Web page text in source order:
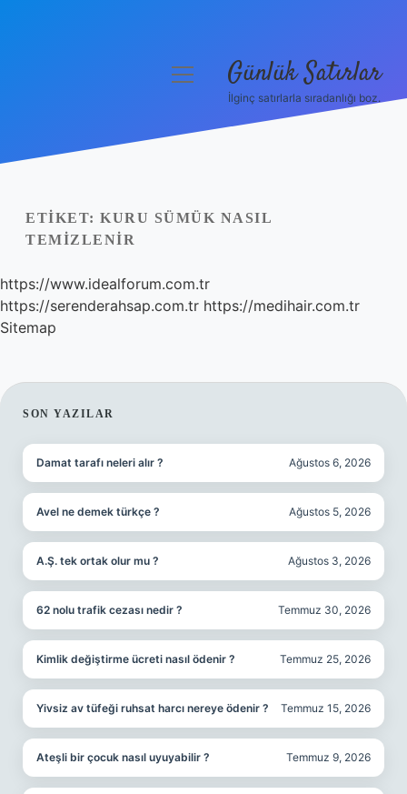
Yasal Uyarı
menüyü Günlük Satırlar
İlginç satırlarla sıradanlığı boz.
ETIKET: KURU SÜMÜK NASIL
TEMIZLENIR
https://www.idealforum.com.tr
https://serenderahsap.com.tr https://medihair.com.tr
Sitemap
SIDEBAR
SON YAZILAR
Damat tarafı neleri alır ? Ağustos 6, 2026
Avel ne demek türkçe ? Ağustos 5, 2026
A.Ş. tek ortak olur mu ? Ağustos 3, 2026
62 nolu trafik cezası nedir ? Temmuz 30, 2026
Kimlik değiştirme ücreti nasıl ödenir ? Temmuz 25, 2026
Yivsiz av tüfeği ruhsat harcı nereye ödenir ? Temmuz 15, 2026
Ateşli bir çocuk nasıl uyuyabilir ? Temmuz 9, 2026